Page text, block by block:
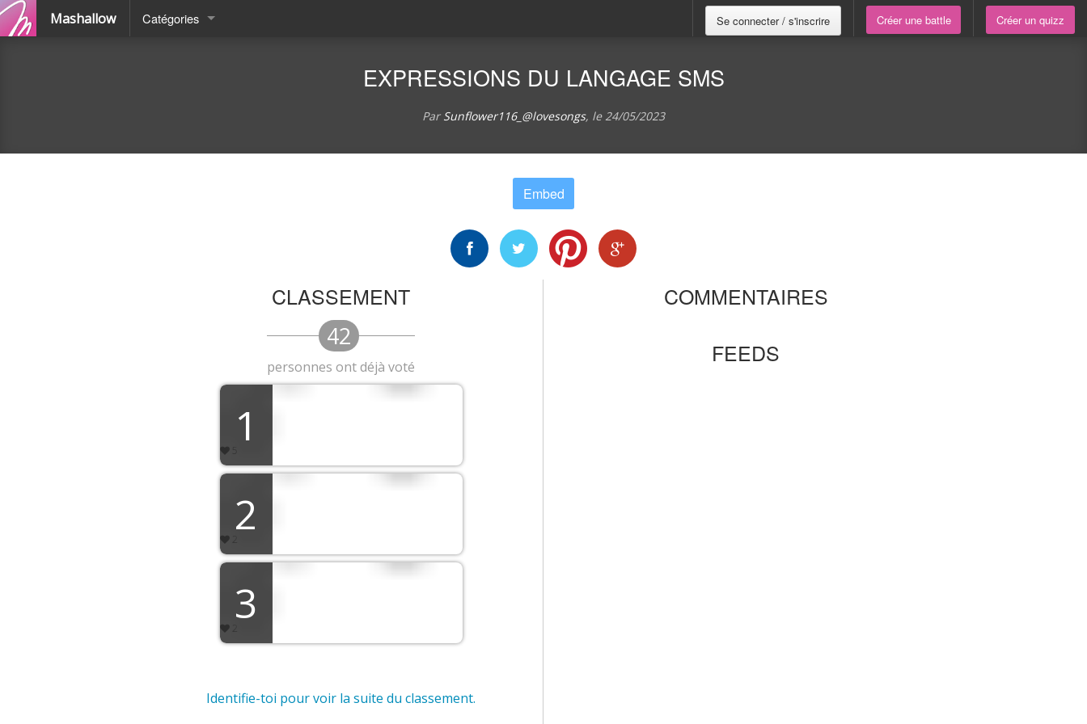
Mashallow Catégories Se connecter / s'inscrire Créer une battle Créer un quizz
EXPRESSIONS DU LANGAGE SMS
Par Sunflower116_@lovesongs, le24/05/2023
Embed
CLASSEMENT
42
personnes ont déjà voté
1
2
3
Identifie-toi pour voir la suite du classement.
COMMENTAIRES
FEEDS